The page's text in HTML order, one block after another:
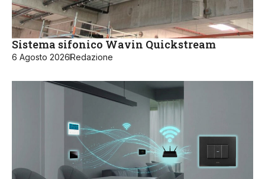
Sistema sifonico Wavin Quickstream
6 Agosto 2026Redazione